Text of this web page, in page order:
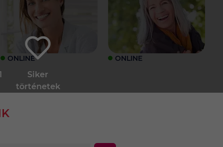
ONLINE ONLINE
Siker
történetek